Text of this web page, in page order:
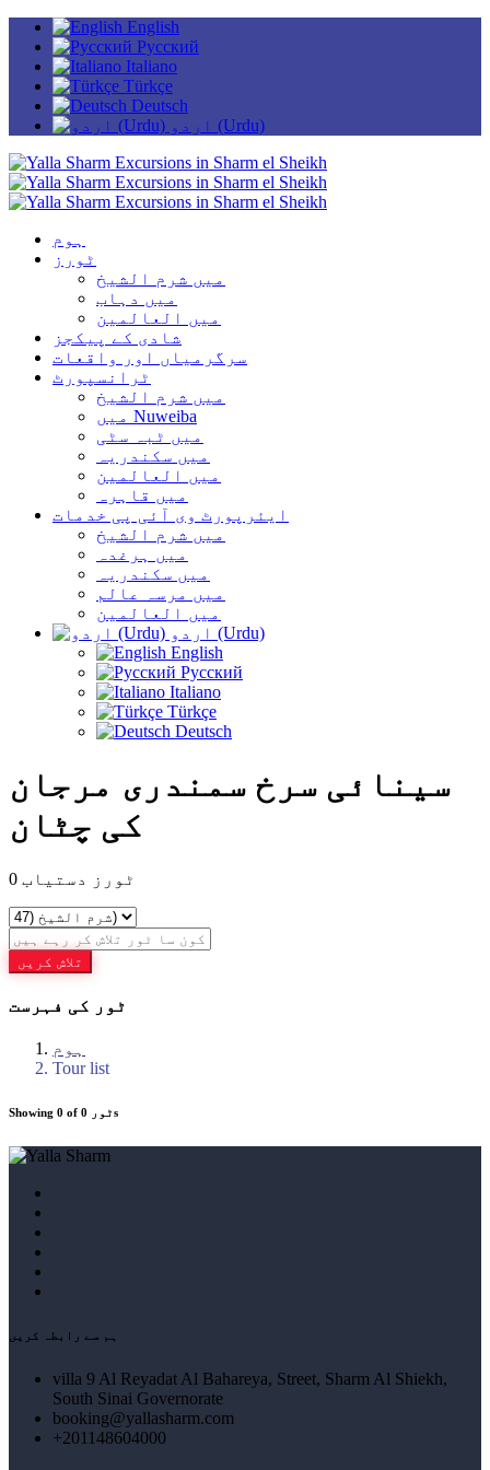
English
Русский
Italiano
Türkçe
Deutsch
اردو (Urdu)
ہوم
ٹورز
میں شرم الشیخ
میں دہاب
میں العالمین
شادی کے پیکجز
سرگرمیاں اور واقعات
ٹرانسپورٹ
میں شرم الشیخ
میں Nuweiba
میں ٹبہ سٹی
میں سکندریہ
میں العالمین
میں قاہرہ
ایئرپورٹ وی آئی پی خدمات
میں شرم الشیخ
میں ہرغدہ
میں سکندریہ
میں مرسہ عالم
میں العالمین
اردو (Urdu)
English
Русский
Italiano
Türkçe
Deutsch
سینائی سرخ سمندری مرجان
کی چٹان
0 ٹورز دستیاب
تلاش کریں
ٹور کی فہرست
ہوم
Tour list
Showing 0 of 0 ٹورs
ہم سے رابطہ کریں
villa 9 Al Reyadat Al Bahareya, Street, Sharm Al Shiekh,
South Sinai Governorate
booking@yallasharm.com
+201148604000